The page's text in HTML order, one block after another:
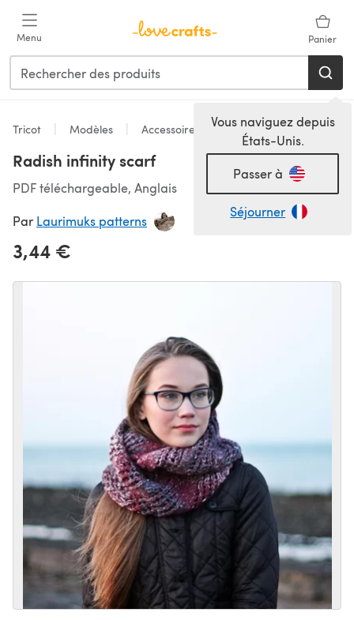
Menu Panier
Vous naviguez depuis
États-Unis.
Passer à
Séjourner
Tricot Modèles Accessoires
Radish infinity scarf
PDF téléchargeable, Anglais
Par Laurimuks patterns
3,44 €